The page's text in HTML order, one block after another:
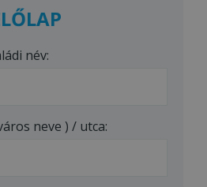
név:
neve ) / utca: